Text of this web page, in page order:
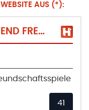
AUS (*):
HVS - MÄNNLICHE B-JUGEND FREUNDSCHAFTSSPIELE
41